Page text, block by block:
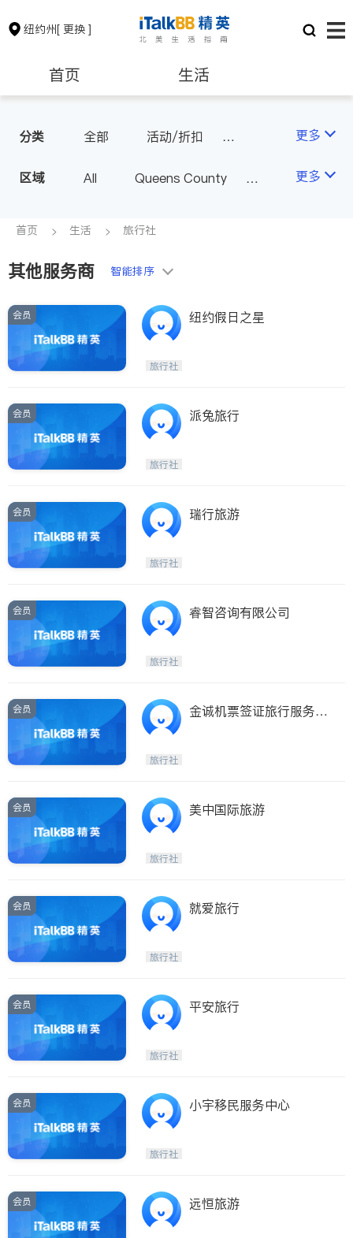
纽约州[ 更换 ]
首页 生活
保险理财 房地产租售
银行贷款
建筑装修
非盈利组织
分类 全部
活动/折扣
美容/美体/SPA
餐饮
更多
区域 All
Queens County
Long Island
Buffalo & Syracuse
Westchester County & Orange
County
更多
首页 生活 旅行社
其他服务商 智能排序
会员 纽约假日之星
旅行社
会员 派兔旅行
旅行社
会员 瑞行旅游
旅行社
会员 睿智咨询有限公司
旅行社
会员
金诚机票签证旅行服务中
旅行社
会员 美中国际旅游
旅行社
会员 就爱旅行
旅行社
会员 平安旅行
旅行社
会员 小宇移民服务中心
旅行社
会员 远恒旅游